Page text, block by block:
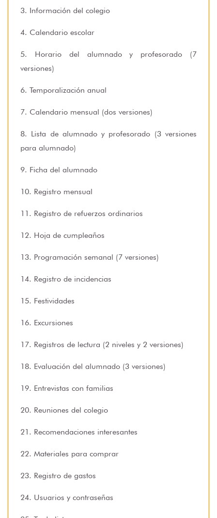
3. Información del colegio
4. Calendario escolar
5. Horario del alumnado y profesorado (7
versiones)
6. Temporalización anual
7. Calendario mensual (dos versiones)
8. Lista de alumnado y profesorado (3 versiones
para alumnado)
9. Ficha del alumnado
10. Registro mensual
11. Registro de refuerzos ordinarios
12. Hoja de cumpleaños
13. Programación semanal (7 versiones)
14. Registro de incidencias
15. Festividades
16. Excursiones
17. Registros de lectura (2 niveles y 2 versiones)
18. Evaluación del alumnado (3 versiones)
19. Entrevistas con familias
20. Reuniones del colegio
21. Recomendaciones interesantes
22. Materiales para comprar
23. Registro de gastos
24. Usuarios y contraseñas